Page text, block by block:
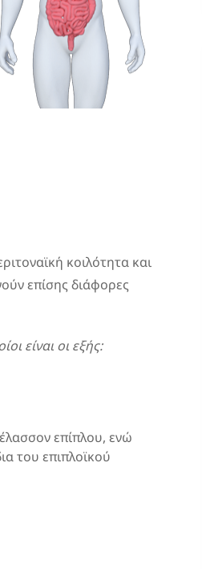
κοιλότητα και
επίσης διάφορες
είναι οι εξής:
επίπλου, ενώ
του επιπλοϊκού